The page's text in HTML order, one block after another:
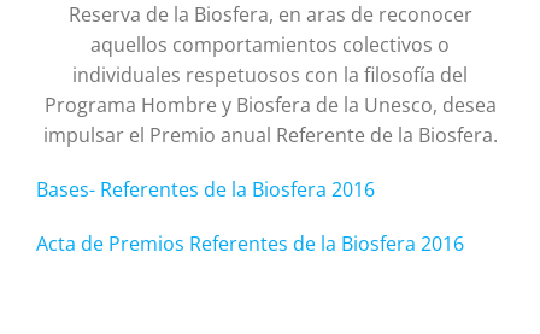
Reserva de la Biosfera, en aras de reconocer
aquellos comportamientos colectivos o
individuales respetuosos con la filosofía del
Programa Hombre y Biosfera de la Unesco, desea
impulsar el Premio anual Referente de la Biosfera.
Bases- Referentes de la Biosfera 2016
Acta de Premios Referentes de la Biosfera 2016